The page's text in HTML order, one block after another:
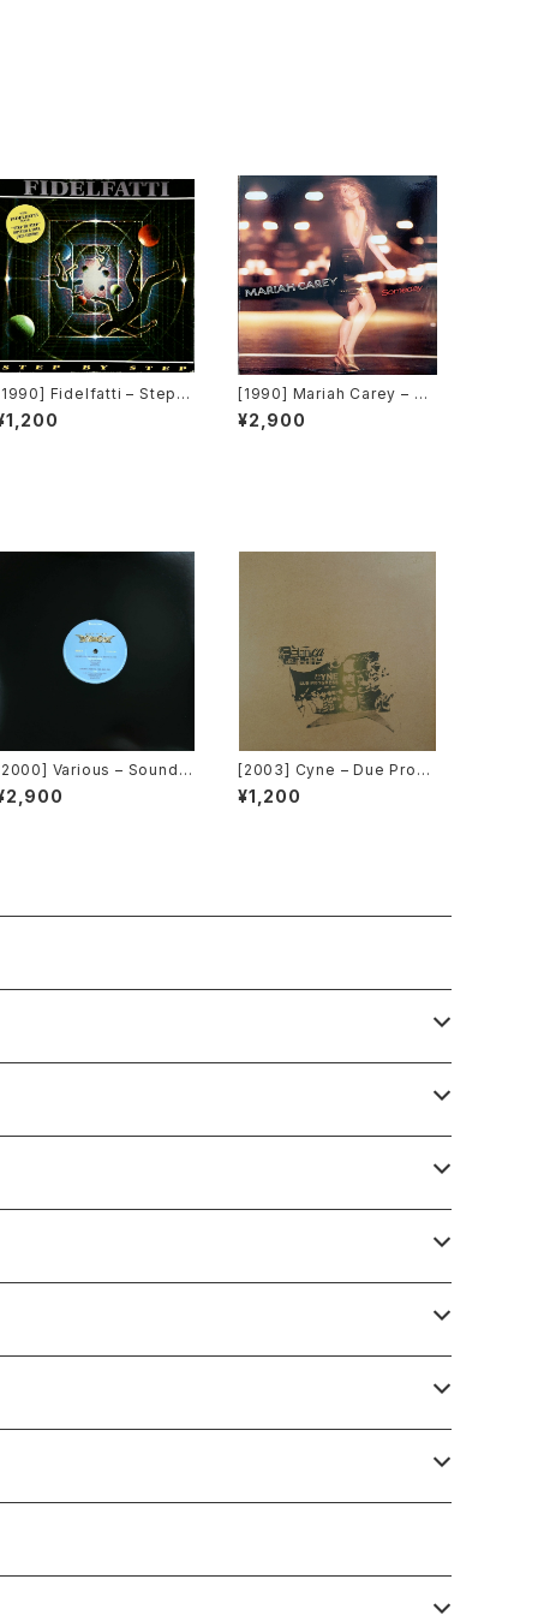
Fidelfatti – Step B
Step [Magic Service]
[1990] Mariah Carey – So
meday [Columbia]
¥2,900
Various – Sound F
Y&Co. / Back To T
"Disco" 〜私もDiscoへ
[2003] Cyne – Due Progr
ess [Botanica Del Jibar
o]
¥1,200